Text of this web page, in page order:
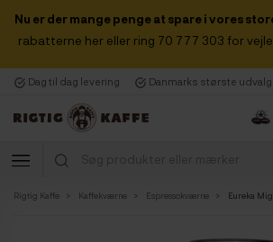
Nu er der mange penge at spare i vores
rabatterne her eller ring 70 777 303 for
Dag til dag levering Danmarks største udvalg
Rigtig Kaffe Kaffekværne Espressokværne Eureka